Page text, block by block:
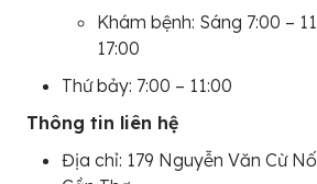
Khám bệnh: Sáng 7:00 –
17:00
Thứ bảy: 7:00 – 11:00
Thông tin liên hệ
Địa chỉ: 179 Nguyễn Văn Cừ